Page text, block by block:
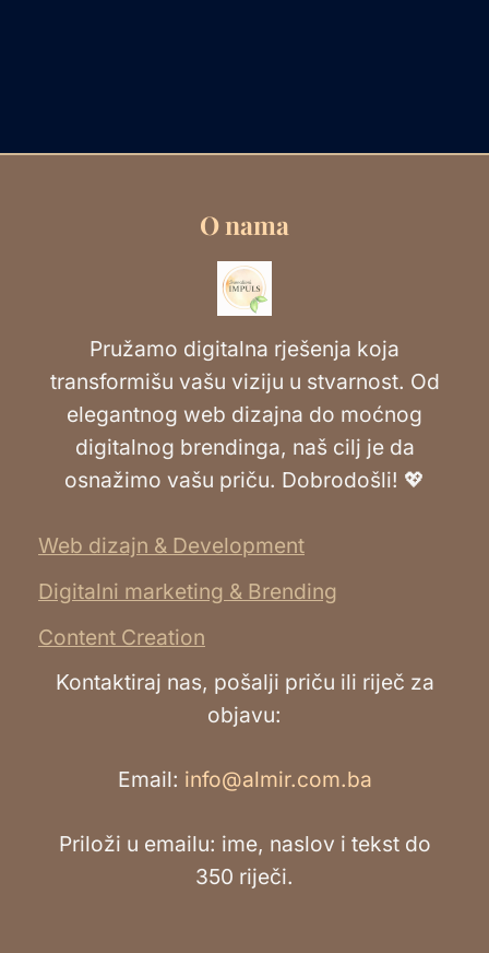
O nama
Pružamo digitalna rješenja koja
transformišu vašu viziju u stvarnost. Od
elegantnog web dizajna do moćnog
digitalnog brendinga, naš cilj je da
osnažimo vašu priču. Dobrodošli! 💖
Web dizajn & Development
Digitalni marketing & Brending
Content Creation
Kontaktiraj nas, pošalji priču ili riječ za
objavu:
Email: info@almir.com.ba
Priloži u emailu: ime, naslov i tekst do
350 riječi.